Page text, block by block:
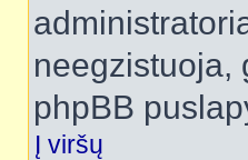
neegzistuoja,
phpBB
Į viršų